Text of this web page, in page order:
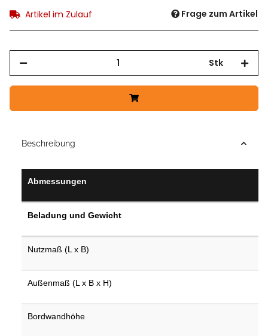
Artikel im Zulauf Frage zum Artikel
Stk
Beschreibung
Abmessungen
Beladung und Gewicht
Nutzmaß (L x B)
Außenmaß (L x B x H)
Bordwandhöhe